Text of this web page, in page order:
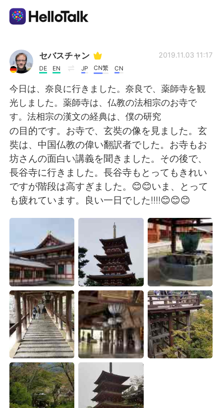
Приложение для Языкового Обмена
AI Grammar Checker
Русский
English 简体中文
繁體中文 Español
العربية Français
日本語
한국어 ไทย
Indonesia Italiano
Türkçe Tiếng Việt
Português
セバスチャン
DE EN JP CN繁 CN
2019.11.03 11:17
今日は、奈良に行きました。奈良で、薬師寺を観
光しました。薬師寺は、仏教の法相宗のお寺で
す。法相宗の漢文の経典は、僕の研究
の目的です。お寺で、玄奘の像を見ました。玄
奘は、中国仏教の偉い翻訳者でした。お寺もお
坊さんの面白い講義を聞きました。その後で、
長谷寺に行きました。長谷寺もとってもきれい
ですが階段は高すぎました。😊😊いま、とって
も疲れています。良い一日でした!!!!😊😊😊